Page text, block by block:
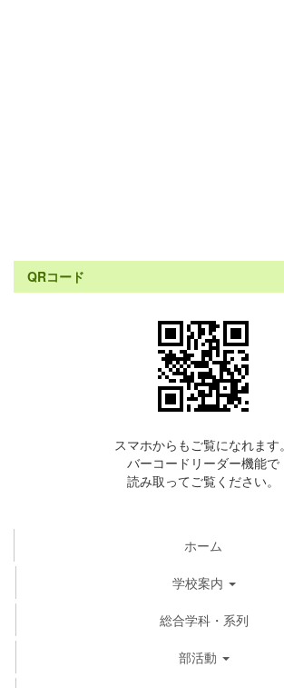
QRコード
スマホからもご覧になれます。
バーコードリーダー機能で
読み取ってご覧ください。
ホーム
学校案内
総合学科・系列
部活動